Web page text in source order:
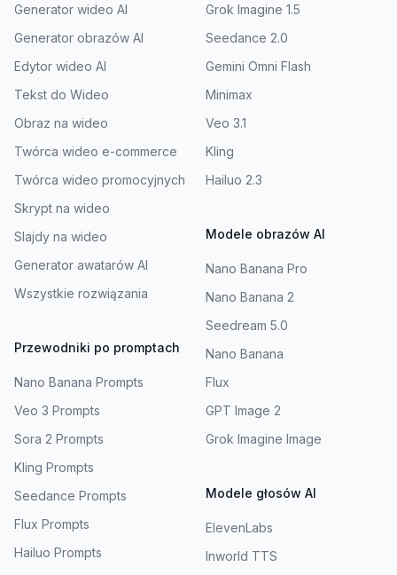
Generator wideo AI
Generator obrazów AI
Edytor wideo AI
Tekst do Wideo
Obraz na wideo
Twórca wideo e-commerce
Twórca wideo promocyjnych
Skrypt na wideo
Slajdy na wideo
Generator awatarów AI
Wszystkie rozwiązania
Przewodniki po promptach
Nano Banana Prompts
Veo 3 Prompts
Sora 2 Prompts
Kling Prompts
Seedance Prompts
Flux Prompts
Hailuo Prompts
Grok Imagine 1.5
Seedance 2.0
Gemini Omni Flash
Minimax
Veo 3.1
Kling
Hailuo 2.3
Modele obrazów AI
Nano Banana Pro
Nano Banana 2
Seedream 5.0
Nano Banana
Flux
GPT Image 2
Grok Imagine Image
Modele głosów AI
ElevenLabs
Inworld TTS